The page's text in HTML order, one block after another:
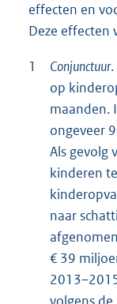
effecten en
Deze effecten
1 Conjunctuur
op
maanden.
ongeveer
Als gevolg
kinderen
naar
€ 39